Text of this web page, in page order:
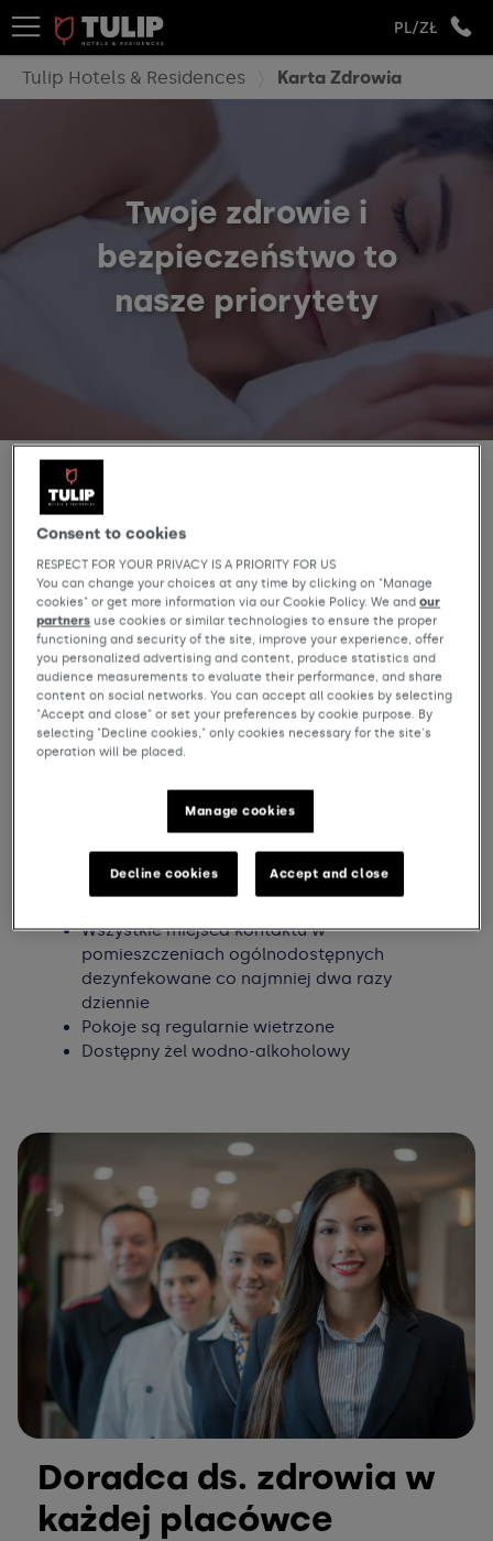
PL/ZŁ
Tulip Hotels & Residences Karta Zdrowia
Twoje zdrowie i
bezpieczeństwo to
nasze priorytety
Ścisłe protokoły
zdrowotne
Wszystkie miejsca kontaktu w
pomieszczeniach ogólnodostępnych
dezynfekowane co najmniej dwa razy
dziennie
Pokoje są regularnie wietrzone
Dostępny żel wodno-alkoholowy
Doradca ds. zdrowia w
każdej placówce
Consent to cookies
RESPECT FOR YOUR PRIVACY IS A PRIORITY FOR US
You can change your choices at any time by clicking on "Manage
cookies" or get more information via our Cookie Policy. We andour
partners use cookies or similar technologies to ensure the proper
functioning and security of the site, improve your experience, offer
you personalized advertising and content, produce statistics and
audience measurements to evaluate their performance, and share
content on social networks. You can accept all cookies by selecting
"Accept and close" or set your preferences by cookie purpose. By
selecting "Decline cookies," only cookies necessary for the site's
operation will be placed.
Manage cookies
Decline cookies Accept and close